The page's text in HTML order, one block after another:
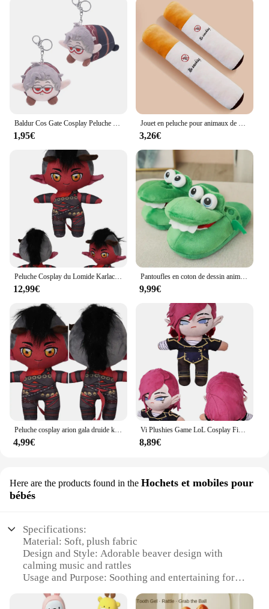
Baldur Cos Gate Cosplay Peluche pour Enfants et Adultes, Aion Cosplay, Dessin Animé, Doux, Mascotte, Sac, Porte-clés, Pendentif, Anniversaire, Cadeaux de Noël
1,95€
Jouet en peluche pour animaux de compagnie "Ne pas fumer", design Laguna, jouet en peluche pour animaux de compagnie, cool, relaxant, chiens et chats
3,26€
Peluche Cosplay du Lomide Karlach, Arion, Gala, Jeu Balder Gate, Accessoires de Jeu, Costume, Mascotte, Cadeaux de Noël et d'Anniversaire
12,99€
Pantoufles en coton de dessin animé de mouton mignon pour enfants, chaussures d'intérieur en peluche pour couples, chaussures souples pour hommes et femmes
9,99€
4,99€
Vi Plushies Game LoL Cosplay Figurine, Mascotte, Accessoires pour Enfants, Cadeaux de Noël, Anniversaire, Halloween, Carnaval, Décor de ix, 28cm
8,89€
Here are the products found in the Hochets et mobiles pour
bébés
Specifications:
Material: Soft, plush fabric
Design and Style: Adorable beaver design with
calming music and rattles
Usage and Purpose: Soothing and entertaining for
Typical Adaptive Scenario: Nursery, stroller, car